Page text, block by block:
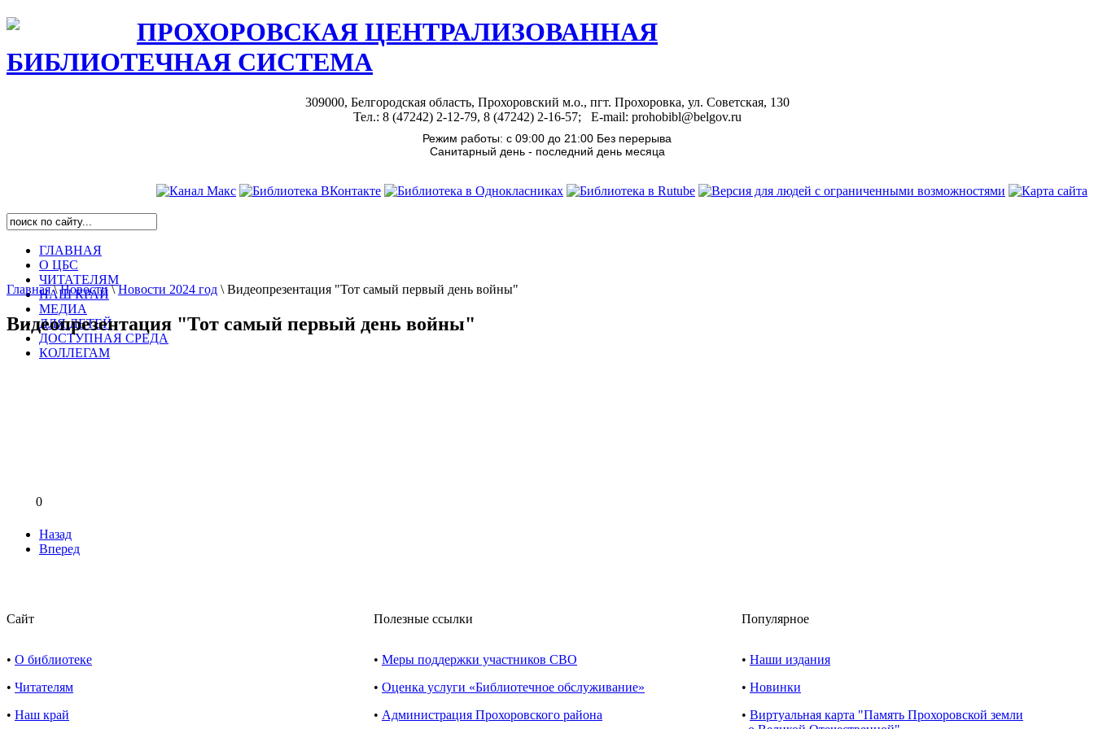
ПРОХОРОВСКАЯ ЦЕНТРАЛИЗОВАННАЯ
БИБЛИОТЕЧНАЯ СИСТЕМА
309000, Белгородская область, Прохоровский м.о., пгт. Прохоровка, ул. Советская, 130
Тел.: 8 (47242) 2-12-79, 8 (47242) 2-16-57; E-mail: prohobibl@belgov.ru
Режим работы: с 09:00 до 21:00 Без перерыва
Санитарный день - последний день месяца
ГЛАВНАЯ
О ЦБС
ЧИТАТЕЛЯМ
НАШ КРАЙ
МЕДИА
ДЛЯ ДЕТЕЙ
ДОСТУПНАЯ СРЕДА
КОЛЛЕГАМ
Главная\Новости\Новости 2024 год \ Видеопрезентация "Тот самый первый день войны"
Видеопрезентация "Тот самый первый день войны"
0
Назад
Вперед
Сайт Полезные ссылки Популярное
• О библиотеке
• Читателям
• Наш край
• Меры поддержки участников СВО
• Оценка услуги «Библиотечное обслуживание»
• Администрация Прохоровского района
• Наши издания
• Новинки
• Виртуальная карта "Память Прохоровской земли